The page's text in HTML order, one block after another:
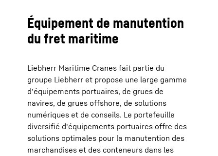
Équipement de manutention
du fret maritime
Liebherr Maritime Cranes fait partie du
groupe Liebherr et propose une large gamme
d'équipements portuaires, de grues de
navires, de grues offshore, de solutions
numériques et de conseils. Le portefeuille
diversifié d'équipements portuaires offre des
solutions optimales pour la manutention des
marchandises et des conteneurs dans les